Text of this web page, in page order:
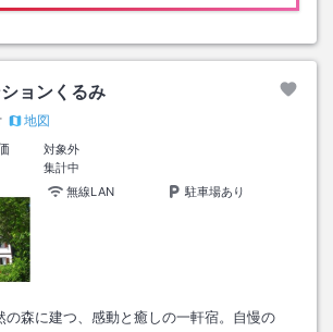
ョンくるみ
地図
対象外
集計中
無線LAN
駐車場あり
の森に建つ、感動と癒しの一軒宿。自慢の